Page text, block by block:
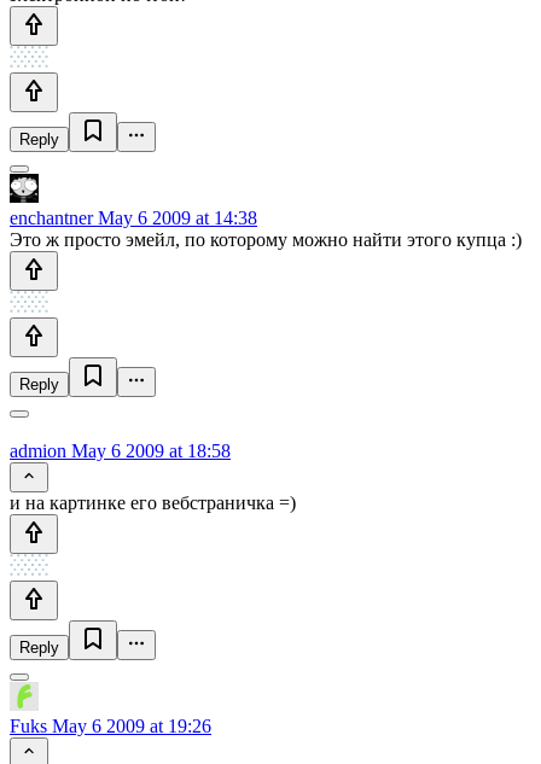
Reply
enchantnerMay 6 2009 at 14:38
Это ж просто эмейл, по которому можно найти этого купца :)
Reply
admion May 6 2009 at 18:58
и на картинке его вебстраничка =)
Reply
Fuks May 6 2009 at 19:26